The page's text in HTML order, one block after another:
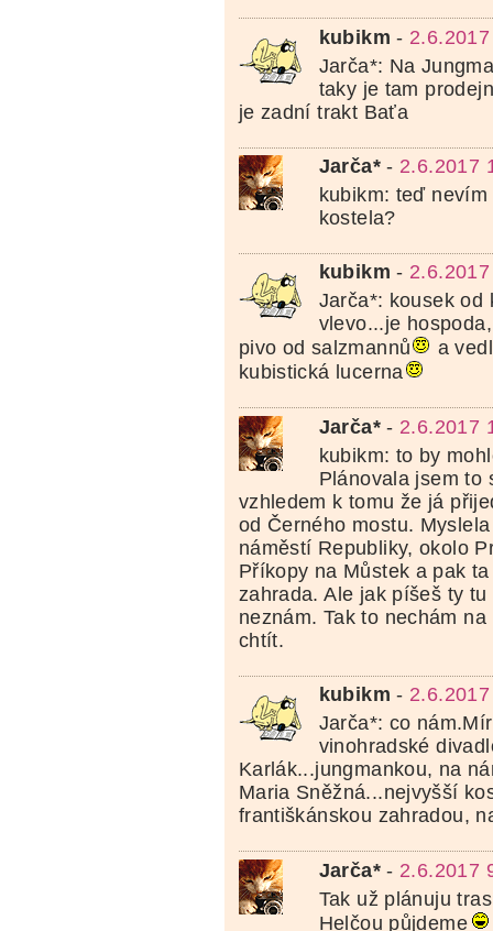
kubikm -
Jarča*: Na
taky je tam
je zadní trakt Baťa
Jarča*- 2.6.2017
kubikm: teď
kostela?
kubikm -
Jarča*: kousek od
vlevo...je
pivo od salzmannů
a
kubistická lucerna
Jarča*- 2.6.2017
kubikm: to by
Plánovala jsem to
vzhledem k tomu že já
od Černého mostu.
náměstí Republiky, okolo
Příkopy na Můstek a pak
zahrada. Ale jak píšeš ty
neznám. Tak to nechám
chtít.
kubikm -
Jarča*: co
vinohradské
Karlák...jungmankou, na
Maria Sněžná...nejvyšší
františkánskou zahradou,
Jarča*- 2.6.2017
Tak už plánuju
Helčou půjdeme